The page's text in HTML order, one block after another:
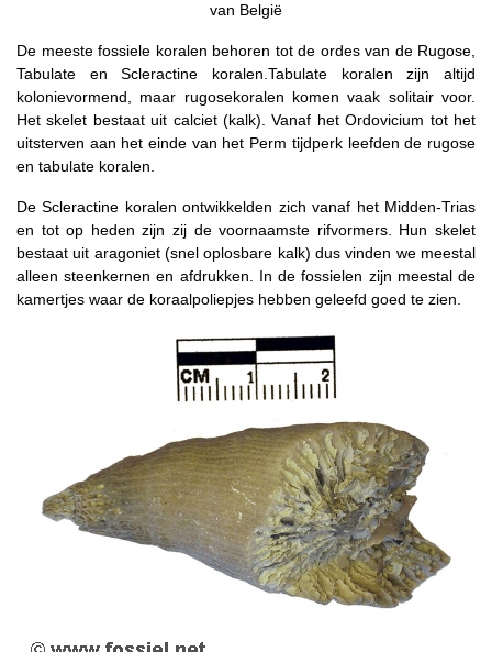
van België
De meeste fossiele koralen behoren tot de ordes van de Rugose,
Tabulate en Scleractine koralen.Tabulate koralen zijn altijd
kolonievormend, maar rugosekoralen komen vaak solitair voor.
Het skelet bestaat uit calciet (kalk). Vanaf het Ordovicium tot het
uitsterven aan het einde van het Perm tijdperk leefden de rugose
en tabulate koralen.
De Scleractine koralen ontwikkelden zich vanaf het Midden-Trias
en tot op heden zijn zij de voornaamste rifvormers. Hun skelet
bestaat uit aragoniet (snel oplosbare kalk) dus vinden we meestal
alleen steenkernen en afdrukken. In de fossielen zijn meestal de
kamertjes waar de koraalpoliepjes hebben geleefd goed te zien.